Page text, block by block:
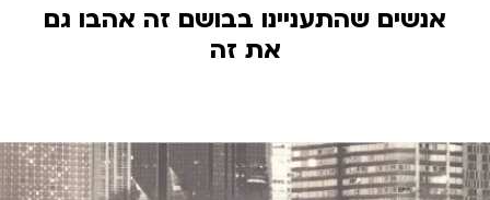
אנשים שהתעניינו בבושם זה אהבו גם
את זה